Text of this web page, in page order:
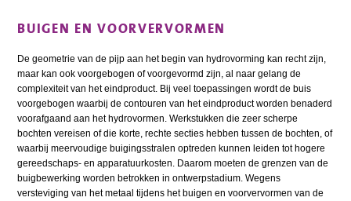
BUIGEN EN VOORVERVORMEN
De geometrie van de pijp aan het begin van hydrovorming kan recht zijn,
maar kan ook voorgebogen of voorgevormd zijn, al naar gelang de
complexiteit van het eindproduct. Bij veel toepassingen wordt de buis
voorgebogen waarbij de contouren van het eindproduct worden benaderd
voorafgaand aan het hydrovormen. Werkstukken die zeer scherpe
bochten vereisen of die korte, rechte secties hebben tussen de bochten, of
waarbij meervoudige buigingsstralen optreden kunnen leiden tot hogere
gereedschaps- en apparatuurkosten. Daarom moeten de grenzen van de
buigbewerking worden betrokken in ontwerpstadium. Wegens
versteviging van het metaal tijdens het buigen en voorvervormen van de